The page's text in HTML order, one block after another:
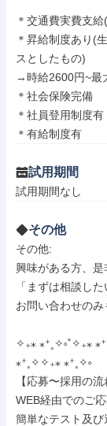
＊交通費実費支
＊昇給制度あり(
スとしたもの)
→時給2600円~最
＊社会保険完備
＊社員登用制度有
＊有給制度有
試用期間
試用期間なし
その他
その他:
興味がある方、是
「まずは相談し
お問い合わせのみ
✧₊⁎ ⁎⁺˳✧༚˚✧₊⁎
⁎⁺˳✧✧₊⁎ ⁎⁺˳✧༚
【応募〜採用の流
WEB経由でのご
簡単なテスト及